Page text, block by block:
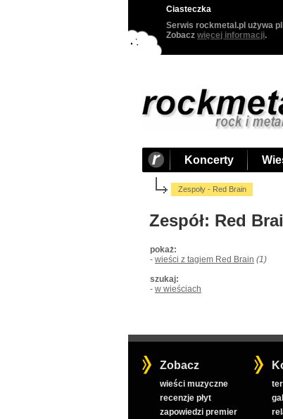
Ciasteczka
Serwis rockmetal.pl używa
Zobacz więcej informacji.
Koncerty
Zespoły - Red Brain
Zespół: Red
pokaż:
- wieści z tagiem Red Brain (1)
szukaj:
- w wieściach
Zobacz
wieści muzyczne
recenzje płyt
zapowiedzi premier